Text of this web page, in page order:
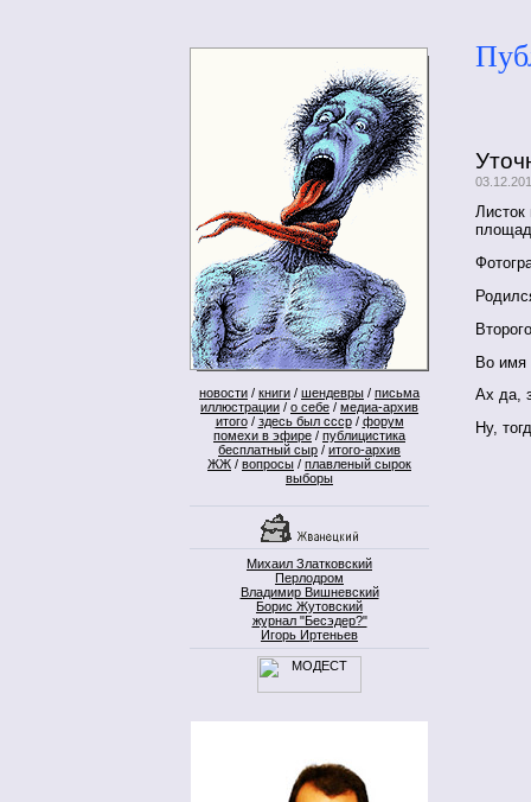
новости / книги / шендевры / письма
иллюстрации / о себе / медиа-архив
итого/ здесь был ссср/ форум
помехи в эфире / публицистика
бесплатный сыр / итого-архив
ЖЖ / вопросы / плавленый сырок
выборы
Михаил Златковский
Перлодром
Владимир Вишневский
Борис Жутовский
журнал "Бесэдер?"
Игорь Иртеньев
Листок
Во имя
Ах да,
Ну,